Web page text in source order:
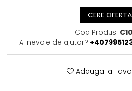
CERE OFERTA
Cod Produs:
Ai nevoie de ajutor?
Adauga la